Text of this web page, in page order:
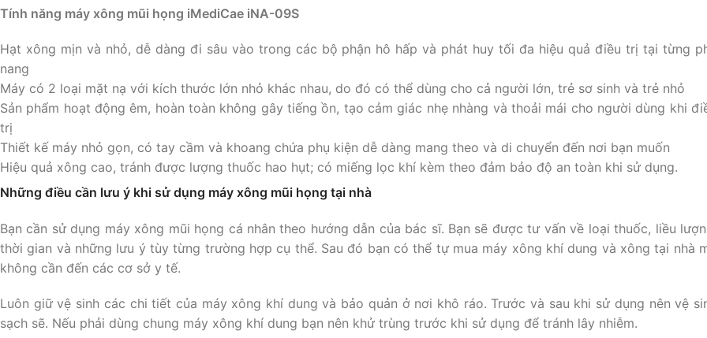
Tính năng máy xông mũi họng iMediCae iNA-09S
Hạt xông mịn và nhỏ, dễ dàng đi sâu vào trong các bộ phận hô hấp và phát huy tối đa hiệu quả điều trị tại từng
nang
Máy có 2 loại mặt nạ với kích thước lớn nhỏ khác nhau, do đó có thể dùng cho cả người lớn, trẻ sơ sinh và trẻ nhỏ
Sản phẩm hoạt động êm, hoàn toàn không gây tiếng ồn, tạo cảm giác nhẹ nhàng và thoải mái cho người dùng khi
trị
Thiết kế máy nhỏ gọn, có tay cầm và khoang chứa phụ kiện dễ dàng mang theo và di chuyển đến nơi bạn muốn
Hiệu quả xông cao, tránh được lượng thuốc hao hụt; có miếng lọc khí kèm theo đảm bảo độ an toàn khi sử dụng.
Những điều cần lưu ý khi sử dụng máy xông mũi họng tại nhà
Bạn cần sử dụng máy xông mũi họng cá nhân theo hướng dẫn của bác sĩ. Bạn sẽ được tư vấn về loại thuốc, liều
thời gian và những lưu ý tùy từng trường hợp cụ thể. Sau đó bạn có thể tự mua máy xông khí dung và xông tại nhà
không cần đến các cơ sở y tế.
Luôn giữ vệ sinh các chi tiết của máy xông khí dung và bảo quản ở nơi khô ráo. Trước và sau khi sử dụng nên vệ
sạch sẽ. Nếu phải dùng chung máy xông khí dung bạn nên khử trùng trước khi sử dụng để tránh lây nhiễm.